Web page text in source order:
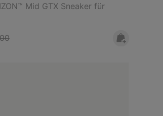
Mid GTX Sneaker für
price: